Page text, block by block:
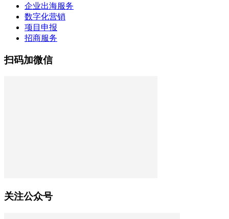
企业出海服务
数字化营销
项目申报
招商服务
扫码加微信
关注公众号